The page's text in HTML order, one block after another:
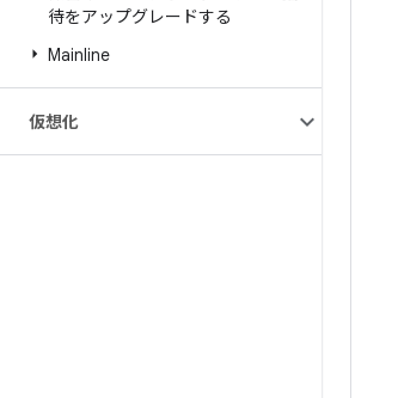
待をアップグレードする
Mainline
仮想化